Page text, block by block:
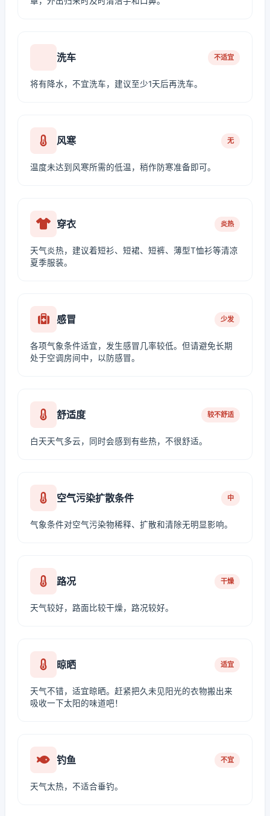
洗车 不适宜
将有降水，不宜洗车，建议至少1天后再洗车。
风寒 无
温度未达到风寒所需的低温，稍作防寒准备即可。
穿衣 炎热
天气炎热，建议着短衫、短裙、短裤、薄型T恤衫等清凉
夏季服装。
感冒 少发
各项气象条件适宜，发生感冒几率较低。但请避免长期
处于空调房间中，以防感冒。
舒适度 较不舒适
白天天气多云，同时会感到有些热，不很舒适。
空气污染扩散条件 中
气象条件对空气污染物稀释、扩散和清除无明显影响。
路况 干燥
天气较好，路面比较干燥，路况较好。
晾晒 适宜
天气不错，适宜晾晒。赶紧把久未见阳光的衣物搬出来
吸收一下太阳的味道吧！
钓鱼 不宜
天气太热，不适合垂钓。